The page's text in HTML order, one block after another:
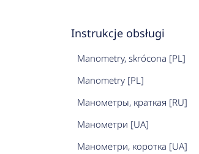
Instrukcje obsługi
Manometry, skrócona [PL]
Manometry [PL]
Манометры, краткая [RU]
Манометри [UA]
Манометри, коротка [UA]